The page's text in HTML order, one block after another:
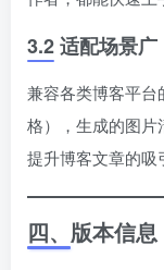
3.2 适配场景广
兼容各类博客平
格），生成的图片
提升博客文章的吸
四、版本信息